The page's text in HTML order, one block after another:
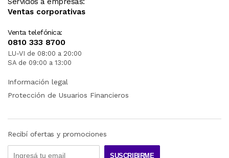
Ventas corporativas
Venta telefónica:
0810 333 8700
LU-VI de 08:00 a 20:00
SA de 09:00 a 13:00
Información legal
Protección de Usuarios Financieros
Recibí ofertas y promociones
SUSCRIBIRME